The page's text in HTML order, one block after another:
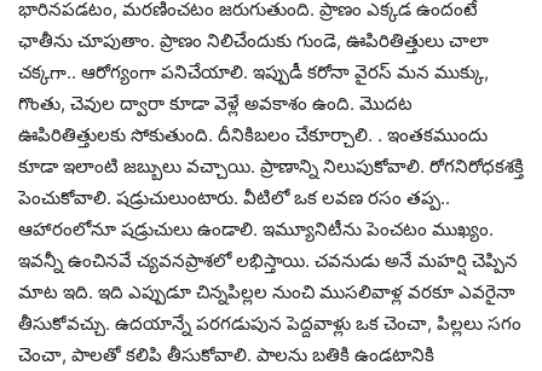
భారిన‌ప‌డ‌టం, మ‌ర‌ణించ‌టం జ‌రుగుతుంది. ప్రాణం ఎక్క‌డ ఉందంటే
ఛాతీను చూపుతాం. ప్రాణం నిలిచేందుకు గుండె, ఊపిరితిత్తులు చాలా
చ‌క్క‌గా.. ఆరోగ్యంగా ప‌నిచేయాలి. ఇప్పుడీ క‌రోనా వైర‌స్ మ‌న ముక్కు,
గొంతు, చెవుల ద్వారా కూడా వెళ్లే అవ‌కాశం ఉంది. మొద‌ట
ఊపిరితిత్తుల‌కు సోకుతుంది. దీనికిబ‌లం చేకూర్చాలి. . ఇంత‌క‌ముందు
కూడా ఇలాంటి జ‌బ్బులు వ‌చ్చాయి. ప్రాణాన్ని నిలుపుకోవాలి. రోగ‌నిరోధ‌క‌శ‌క్తి
పెంచుకోవాలి. ష‌డ్రుచులుంటారు. వీటిలో ఒక ల‌వ‌ణ ర‌సం త‌ప్ప‌..
ఆహారంలోనూ ష‌డ్రుచులు ఉండాలి. ఇమ్యూనిటీను పెంచ‌టం ముఖ్యం.
ఇవ‌న్నీ ఉంచిన‌వే చ్య‌వ‌న‌ప్రాశ‌లో ల‌భిస్తాయి. చ‌వ‌నుడు అనే మ‌హ‌ర్షి చెప్పిన
మాట ఇది. ఇది ఎప్పుడూ చిన్న‌పిల్ల‌ల నుంచి ముస‌లివాళ్ల వ‌ర‌కూ ఎవ‌రైనా
తీసుకోవ‌చ్చు. ఉద‌యాన్నే ప‌ర‌గ‌డుపున పెద్ద‌వాళ్లు ఒక‌ చెంచా, పిల్ల‌లు స‌గం
చెంచా, పాల‌తో క‌లిపి తీసుకోవాలి. పాల‌ను బ‌తికి ఉండ‌టానికి